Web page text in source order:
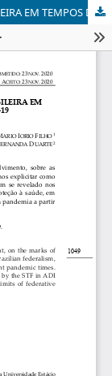
REFLEXÕES SOBRE O FEDERALISMO À BRASILEIRA EM TEMPOS DE PANDEMIA DA COVID-19